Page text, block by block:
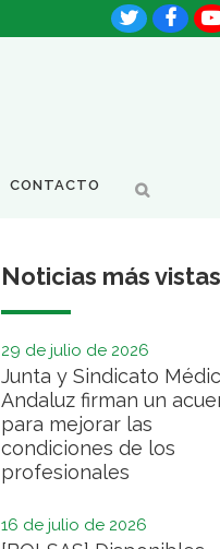
CONTACTO
Noticias más vistas
29 de julio de 2026
Junta y Sindicato
Andaluz firman un
para mejorar las
condiciones de los
profesionales
16 de julio de 2026